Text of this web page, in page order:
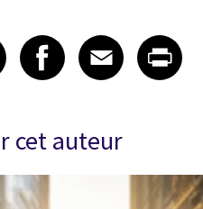
on LinkedIn
article on X
XShare article
Facebook
ShareEmail
cet auteur